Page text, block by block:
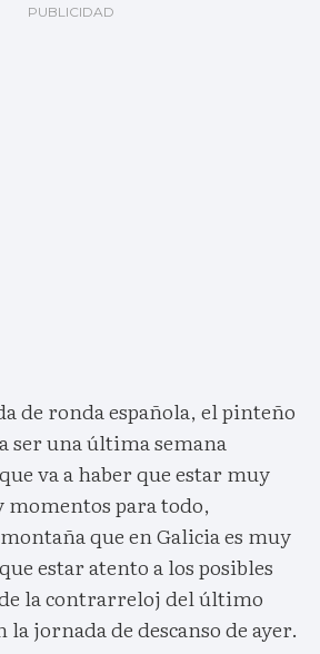
de ronda española, el pinteño
ser una última semana
va a haber que estar muy
momentos para todo,
que en Galicia es muy
estar atento a los posibles
la contrarreloj del último
jornada de descanso de ayer.